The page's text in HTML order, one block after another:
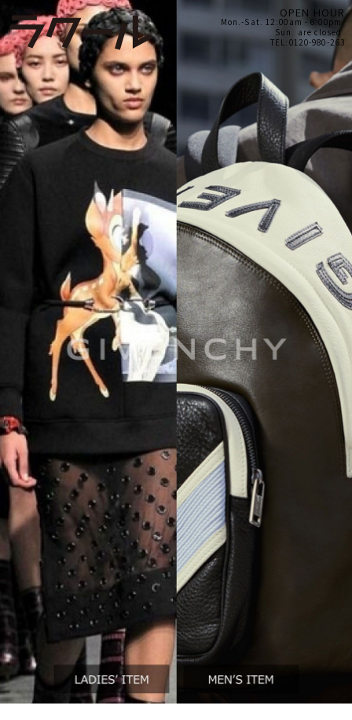
OPEN HOUR
Mon.-Sat. 12:00am - 6:00pm.
Sun. are closed.
TEL:0120-980-263